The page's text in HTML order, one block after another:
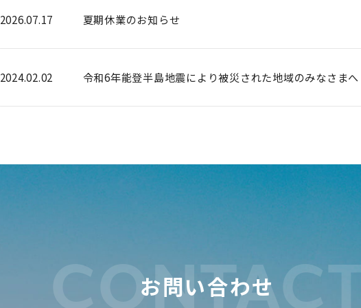
2026.07.17 夏期休業のお知らせ
2024.02.02 令和6年能登半島地震により被災された地域のみなさまへ
お問い合わせ